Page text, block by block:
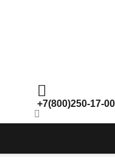
+7(800)250-17-00